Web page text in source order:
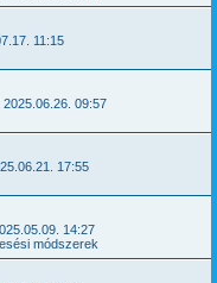
11:15
2025.06.26. 09:57
17:55
14:27
módszerek